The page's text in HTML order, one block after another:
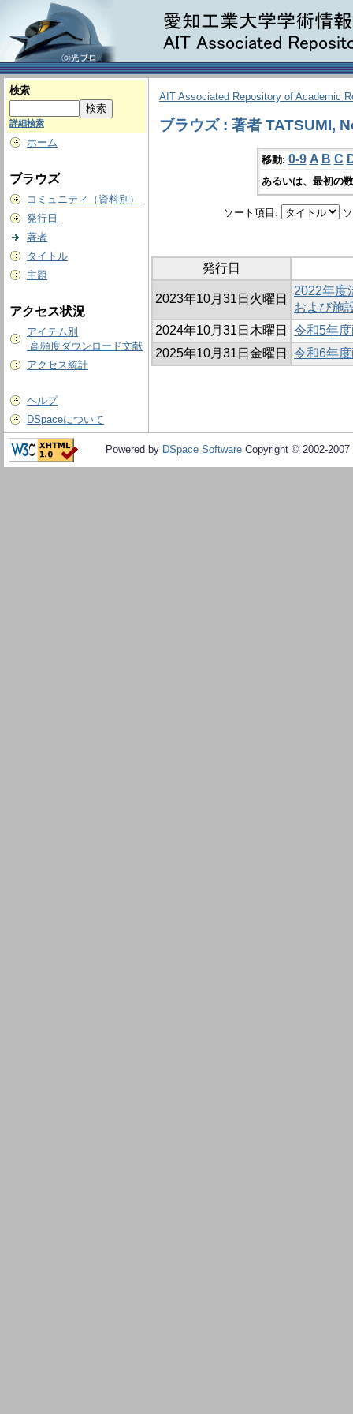
検索
詳細検索
ホーム
ブラウズ
コミュニティ（資料別）
発行日
著者
タイトル
主題
アクセス状況
アイテム別
高頻度ダウンロード文献
アクセス統計
ヘルプ
DSpaceについて
AIT Associated Repository of Academic
ブラウズ : 著者 TATSUMI,
移動: 0-9 A B C
あるいは、最初の
ソート項目:
発行日
2023年10月31日火曜日
2022年度
および施
2024年10月31日木曜日
令和5年
2025年10月31日金曜日
令和6年
Powered by DSpace Software Copyright © 2002-2007